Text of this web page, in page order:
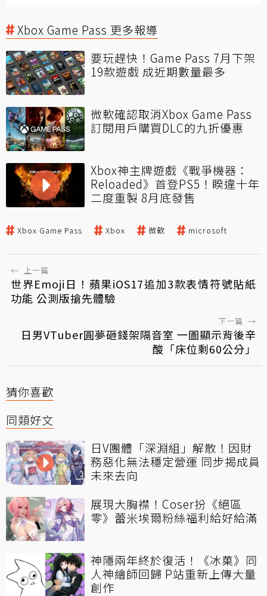
Xbox Game Pass 更多報導
要玩趕快！Game Pass 7月下架
19款遊戲 成近期數量最多
微軟確認取消Xbox Game Pass
訂閱用戶購買DLC的九折優惠
Xbox神主牌遊戲《戰爭機器：
Reloaded》首登PS5！睽違十年
二度重製 8月底發售
Xbox Game Pass Xbox 微軟 microsoft
← 上一篇
世界Emoji日！蘋果iOS17追加3款表情符號貼紙
功能 公測版搶先體驗
下一篇 →
日男VTuber圓夢砸錢架隔音室 一圖顯示背後辛
酸「床位剩60公分」
猜你喜歡
同類好文
日V團體「深淵組」解散！因財
務惡化無法穩定營運 同步揭成員
未來去向
展現大胸襟！Coser扮《絕區
零》蕾米埃爾粉絲福利給好給滿
神隱兩年終於復活！《冰菓》同
人神繪師回歸 P站重新上傳大量
創作